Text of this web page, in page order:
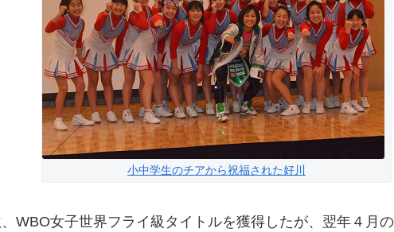
小中学生のチアから祝福された好川
WBO女子世界フライ級タイトルを獲得したが、翌年４月